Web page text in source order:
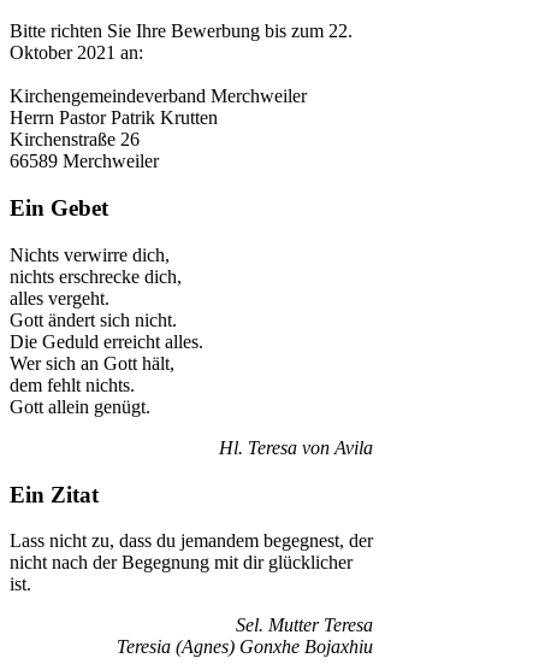
Bitte richten Sie Ihre Bewerbung bis zum 22.
Oktober 2021 an:
Kirchengemeindeverband Merchweiler
Herrn Pastor Patrik Krutten
Kirchenstraße 26
66589 Merchweiler
Ein Gebet
Nichts verwirre dich,
nichts erschrecke dich,
alles vergeht.
Gott ändert sich nicht.
Die Geduld erreicht alles.
Wer sich an Gott hält,
dem fehlt nichts.
Gott allein genügt.
Hl. Teresa von Avila
Ein Zitat
Lass nicht zu, dass du jemandem begegnest, der
nicht nach der Begegnung mit dir glücklicher
ist.
Sel. Mutter Teresa
Teresia (Agnes) Gonxhe Bojaxhiu